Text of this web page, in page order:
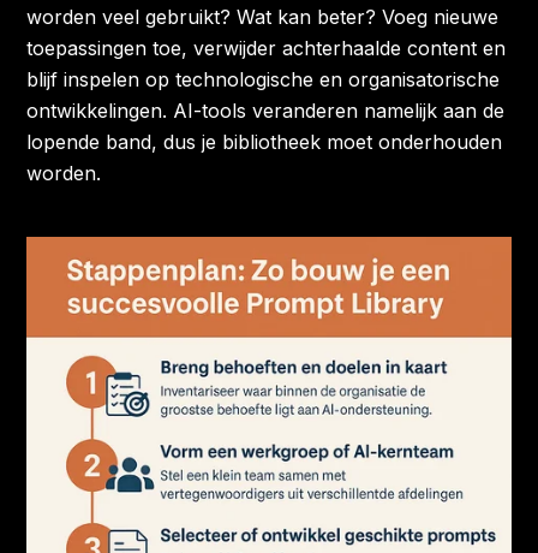
worden veel gebruikt? Wat kan beter? Voeg nieuwe
toepassingen toe, verwijder achterhaalde content en
blijf inspelen op technologische en organisatorische
ontwikkelingen. AI-tools veranderen namelijk aan de
lopende band, dus je bibliotheek moet onderhouden
worden.